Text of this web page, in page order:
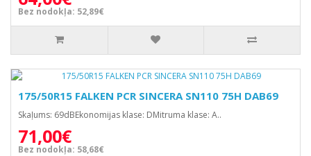
Bez nodokļa: 52,89€
175/50R15 FALKEN PCR SINCERA SN110 75H DAB69
Skaļums: 69dBEkonomijas klase: DMitruma klase: A..
71,00€
Bez nodokļa: 58,68€